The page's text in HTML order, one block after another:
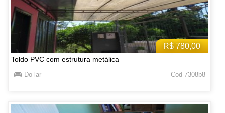
R$ 780,00
Toldo PVC com estrutura metálica
Do lar Cod 7308b8